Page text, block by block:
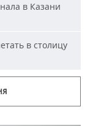
в Казани
в столицу